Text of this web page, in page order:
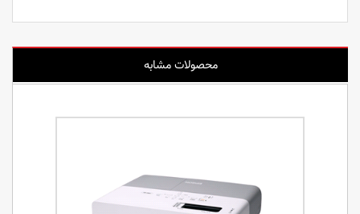
محصولات مشابه